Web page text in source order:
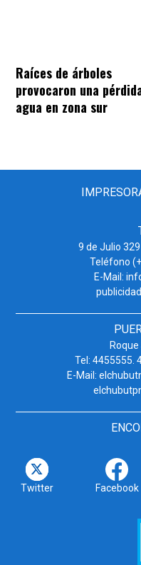
Raíces de árboles
provocaron una
agua en zona sur
9 de Julio 329
Teléfono
E-Mail:
Tel: 4455555.
E-Mail:
Twitter Facebook